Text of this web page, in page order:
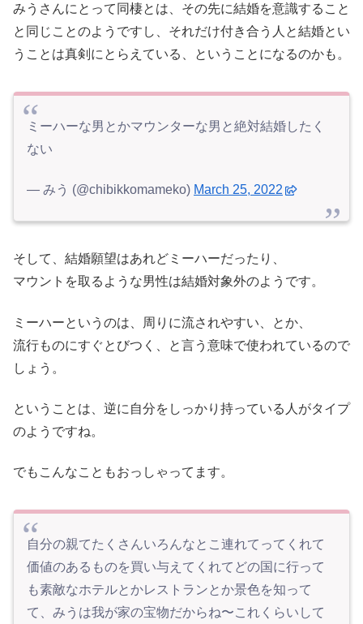
みうさんにとって同棲とは、その先に結婚を意識すること
と同じことのようですし、それだけ付き合う人と結婚とい
うことは真剣にとらえている、ということになるのかも。
ミーハーな男とかマウンターな男と絶対結婚したく
ない
— みう (@chibikkomameko) March 25, 2022
そして、結婚願望はあれどミーハーだったり、
マウントを取るような男性は結婚対象外のようです。
ミーハーというのは、周りに流されやすい、とか、
流行ものにすぐとびつく、と言う意味で使われているので
しょう。
ということは、逆に自分をしっかり持っている人がタイプ
のようですね。
でもこんなこともおっしゃってます。
自分の親てたくさんいろんなとこ連れてってくれて
価値のあるものを買い与えてくれてどの国に行って
も素敵なホテルとかレストランとか景色を知って
て、みうは我が家の宝物だからね〜これくらいして